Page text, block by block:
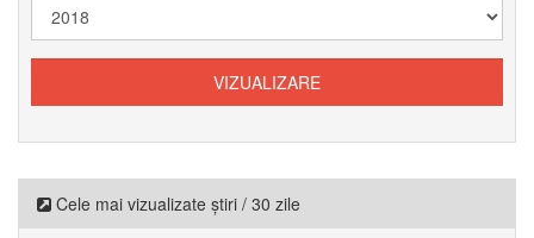
Cele mai vizualizate știri / 30 zile